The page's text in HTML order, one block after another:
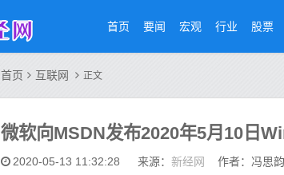
首页 要闻 宏观 行业 股票
首页 互联网 正文
微软向MSDN发布2020年5月10日
2020-05-13 11:32:28 来源： 新经网 作者：冯思韵